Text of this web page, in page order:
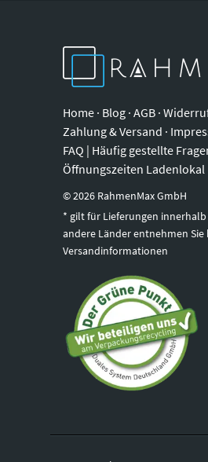
Home · Blog · AGB ·
Zahlung & Versand ·
FAQ | Häufig gestellte
Öffnungszeiten Ladenlokal
©2026 RahmenMax GmbH
* gilt für Lieferungen
andere Länder entnehmen
Versandinformationen